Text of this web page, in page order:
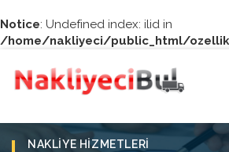
Notice: Undefined index: ilid in
/home/nakliyeci/public_html/
NAKLIYE HIZMETLERI